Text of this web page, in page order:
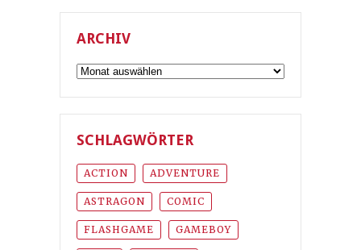
ARCHIV
Archiv
SCHLAGWÖRTER
ACTION ADVENTURE
ASTRAGON COMIC
FLASHGAME GAMEBOY